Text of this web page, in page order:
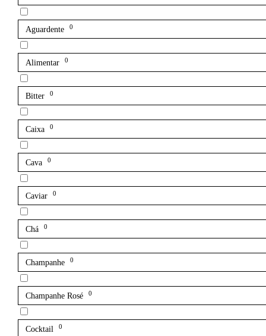
Aguardente 0
Alimentar 0
Bitter 0
Caixa 0
Cava 0
Caviar 0
Chá 0
Champanhe 0
Champanhe Rosé 0
Cocktail 0